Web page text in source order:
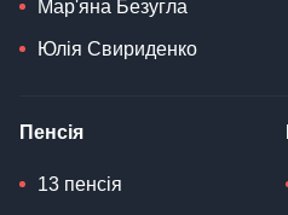
Мар'яна Безугла
Юлія Свириденко
Пенсія
13 пенсія